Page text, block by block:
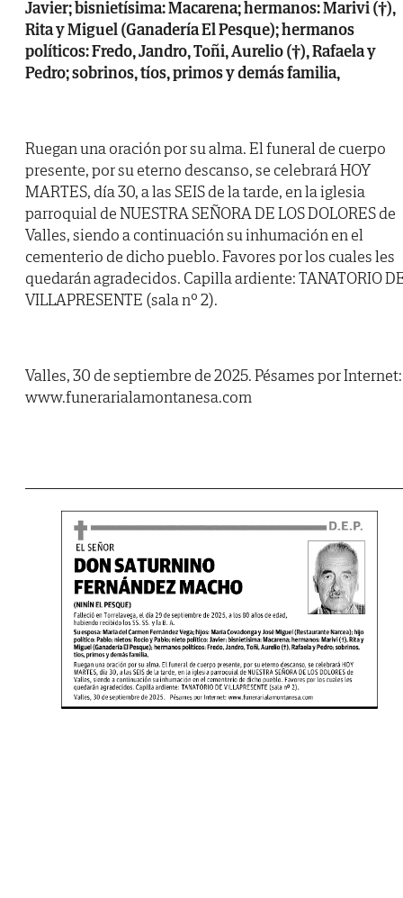
Javier; bisnietísima: Macarena; hermanos: Marivi (†),
Rita y Miguel (Ganadería El Pesque); hermanos
políticos: Fredo, Jandro, Toñi, Aurelio (†), Rafaela y
Pedro; sobrinos, tíos, primos y demás familia,
Ruegan una oración por su alma. El funeral de cuerpo
presente, por su eterno descanso, se celebrará HOY
MARTES, día 30, a las SEIS de la tarde, en la iglesia
parroquial de NUESTRA SEÑORA DE LOS DOLORES de
Valles, siendo a continuación su inhumación en el
cementerio de dicho pueblo. Favores por los cuales les
quedarán agradecidos. Capilla ardiente: TANATORIO
VILLAPRESENTE (sala nº 2).
Valles, 30 de septiembre de 2025. Pésames por Internet:
www.funerarialamontanesa.com